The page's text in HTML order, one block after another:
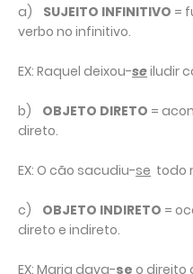
a) SUJEITO INFINITIVO =
verbo no infinitivo.
EX: Raquel deixou-seiludir
b) OBJETO DIRETO =
direto.
EX: O cão sacudiu-se todo
c) OBJETO INDIRETO =
direto e indireto.
EX: Maria dava-se o direito